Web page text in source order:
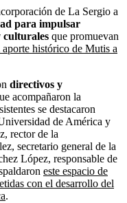
de La Sergio a
para impulsar
culturales que promuevan
histórico de Mutis a
directivos y
acompañaron la
se destacaron
de América y
rector de la
secretario general de la
López, responsable de
este espacio de
con el desarrollo del
.